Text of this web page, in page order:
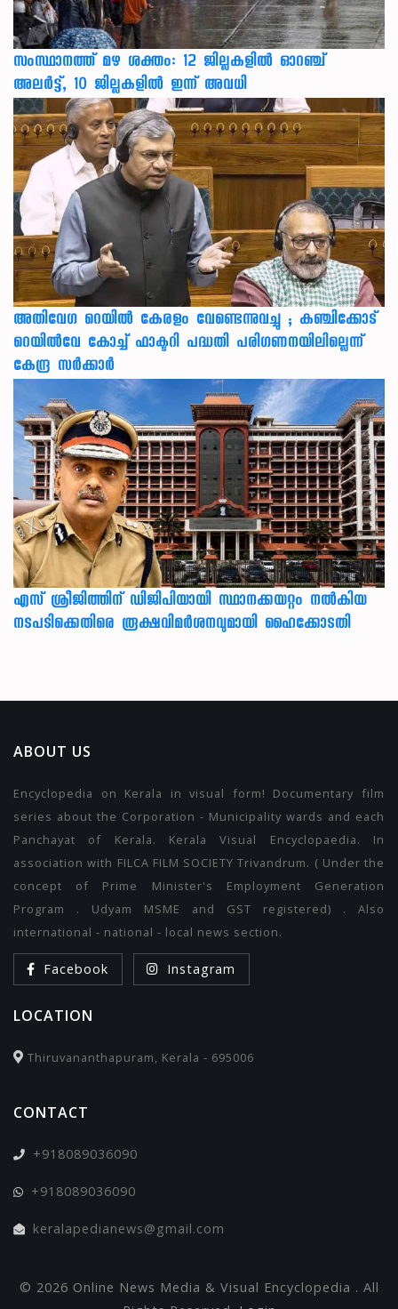
സംസ്ഥാനത്ത് മഴ ശക്തം: 12 ജില്ലകളിൽ ഓറഞ്ച്
അലർട്ട്, 10 ജില്ലകളിൽ ഇന്ന് അവധി
അതിവേഗ റെയിൽ കേരളം വേണ്ടെന്നുവച്ചു ; കഞ്ചിക്കോട്
റെയിൽവേ കോച്ച് ഫാക്ടറി പദ്ധതി പരിഗണനയിലില്ലെന്ന്
കേന്ദ്ര സർക്കാർ
എസ് ശ്രീജിത്തിന് ഡിജിപിയായി സ്ഥാനക്കയറ്റം നൽകിയ
നടപടിക്കെതിരെ രൂക്ഷവിമർശനവുമായി ഹൈക്കോടതി
ABOUT US
Encyclopedia on Kerala in visual form! Documentary film
series about the Corporation - Municipality wards and each
Panchayat of Kerala. Kerala Visual Encyclopaedia. In
association with FILCA FILM SOCIETY Trivandrum. ( Under the
concept of Prime Minister's Employment Generation
Program . Udyam MSME and GST registered) . Also
international - national - local news section.
Facebook Instagram
LOCATION
Thiruvananthapuram, Kerala - 695006
CONTACT
+918089036090
+918089036090
keralapedianews@gmail.com
© 2026 Online News Media & Visual Encyclopedia . All